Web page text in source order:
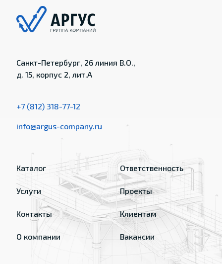
Санкт-Петербург, 26 линия В.О.,
д. 15, корпус 2, лит.А
+7 (812) 318-77-12
info@argus-company.ru
Каталог
Услуги
Контакты
О компании
Ответственность
Проекты
Клиентам
Вакансии